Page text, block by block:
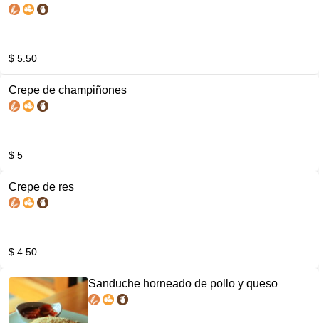
$ 5.50
Crepe de champiñones
$ 5
Crepe de res
$ 4.50
Sanduche horneado de pollo y queso